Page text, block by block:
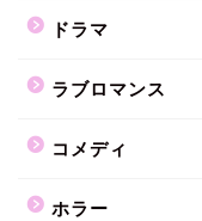
ドラマ
ラブロマンス
コメディ
ホラー